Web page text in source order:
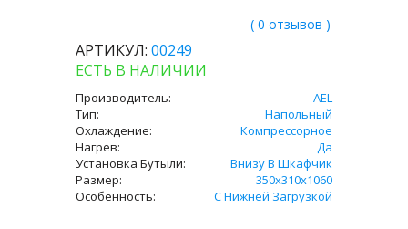
( 0 отзывов )
АРТИКУЛ: 00249
ЕСТЬ В НАЛИЧИИ
Производитель:
AEL
Тип:
Напольный
Охлаждение:
Компрессорное
Нагрев:
Да
Установка Бутыли:
Внизу В Шкафчик
Размер:
350х310х1060
Особенность:
С Нижней Загрузкой